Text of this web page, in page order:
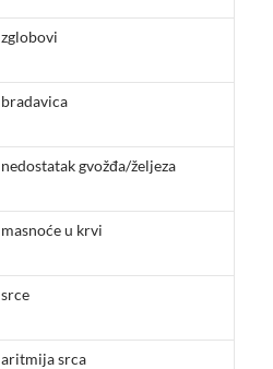
zglobovi
bradavica
nedostatak gvožđa/željeza
masnoće u krvi
srce
aritmija srca